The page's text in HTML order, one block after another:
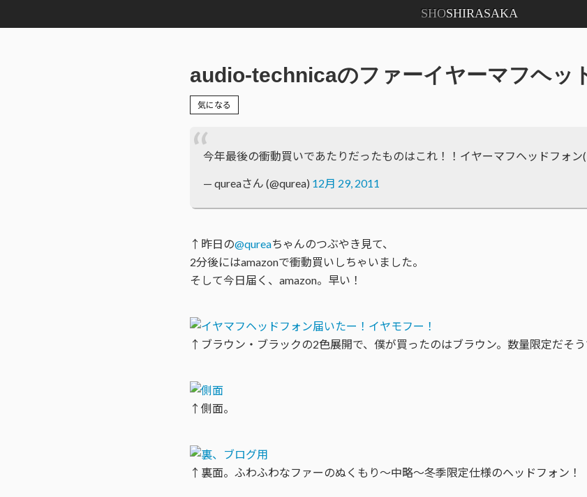
SHOSHIRASAKA
audio-technicaのファーイヤーマフヘッ
気になる
今年最後の衝動買いであたりだったものはこれ！！イヤーマフヘッドフォン
— qureaさん (@qurea) 12月 29, 2011
↑昨日の@qureaちゃんのつぶやき見て、
2分後にはamazonで衝動買いしちゃいました。
そして今日届く、amazon。早い！
↑ブラウン・ブラックの2色展開で、僕が買ったのはブラウン。数量限定だそう
↑側面。
↑裏面。ふわふわなファーのぬくもり〜中略〜冬季限定仕様のヘッドフォン！